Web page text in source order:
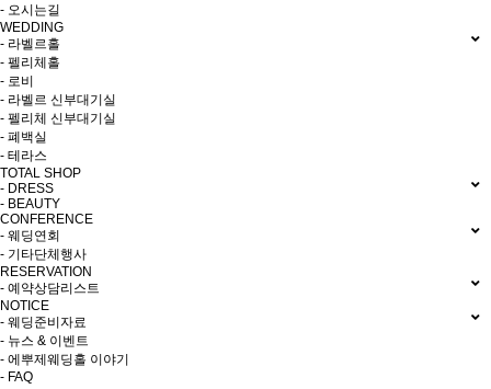
- 오시는길
WEDDING
- 라벨르홀
- 펠리체홀
- 로비
- 라벨르 신부대기실
- 펠리체 신부대기실
- 폐백실
- 테라스
TOTAL SHOP
- DRESS
- BEAUTY
CONFERENCE
- 웨딩연회
- 기타단체행사
RESERVATION
- 예약상담리스트
NOTICE
- 웨딩준비자료
- 뉴스 & 이벤트
- 에뿌제웨딩홀 이야기
- FAQ